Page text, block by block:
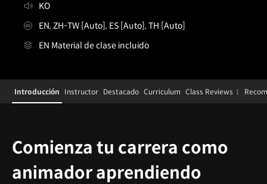
KO
EN, ZH-TW [Auto], ES [Auto], TH [Auto]
EN Material de clase incluido
Details
Configuration Information Shortcuts
Introducción Instructor Destacado Curriculum Class Reviews 1
Comienza tu carrera como
animador aprendiendo